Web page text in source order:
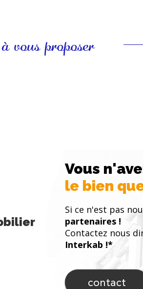
vous proposer
Vous
le bien
Si ce n'est pas
partenaires !
Contactez nous
Interkab !*
contact